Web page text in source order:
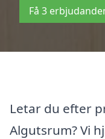
Få 3
Letar du efter
Algutsrum? Vi